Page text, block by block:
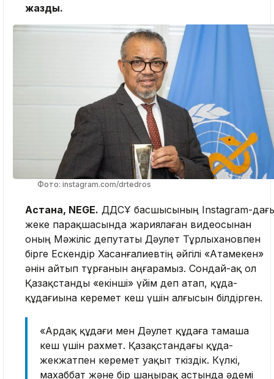
жазды.
Фото: instagram.com/drtedros
Астана, NEGE. ДДСҰ басшысының Instagram-
жеке парақшасында жариялаған видеосынан
оның Мәжіліс депутаты Дәулет Тұрлыхановпен
бірге Ескендір Хасанғалиевтің әйгілі «Атамекен»
әнін айтып тұрғанын аңғарамыз. Сондай-ақ ол
Қазақстанды «екінші» үйім деп атап, құда-
құдағиына керемет кеш үшін алғысын білдірген.
«Ардақ құдағи мен Дәулет құдаға тамаша
кеш үшін рахмет. Қазақстандағы құда-
жекжатпен керемет уақыт өткіздік. Күлкі,
махаббат және бір шаңырақ астында әдемі